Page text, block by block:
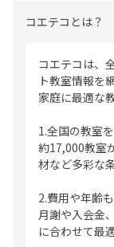
コエテコとは？
コエテコは、
ト教室情報を
家庭に最適な
1.全国の教室
約17,000教室
材など多彩な
2.費用や年齢
月謝や入会金
に合わせて最